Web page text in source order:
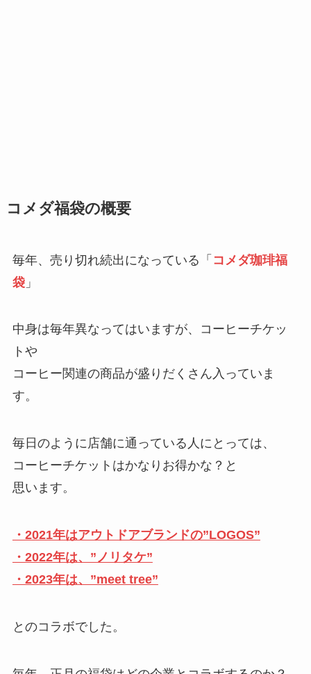
コメダ福袋の概要
毎年、売り切れ続出になっている「 コメダ珈琲福
袋」
中身は毎年異なってはいますが、コーヒーチケッ
トや
コーヒー関連の商品が盛りだくさん入っていま
す。
毎日のように店舗に通っている人にとっては、
コーヒーチケットはかなりお得かな？と
思います。
・2021年はアウトドアブランドの”LOGOS”
・2022年は、”ノリタケ”
・2023年は、”meet tree”
とのコラボでした。